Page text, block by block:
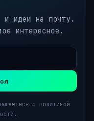
и идеи на почту.
интересное.
с политикой